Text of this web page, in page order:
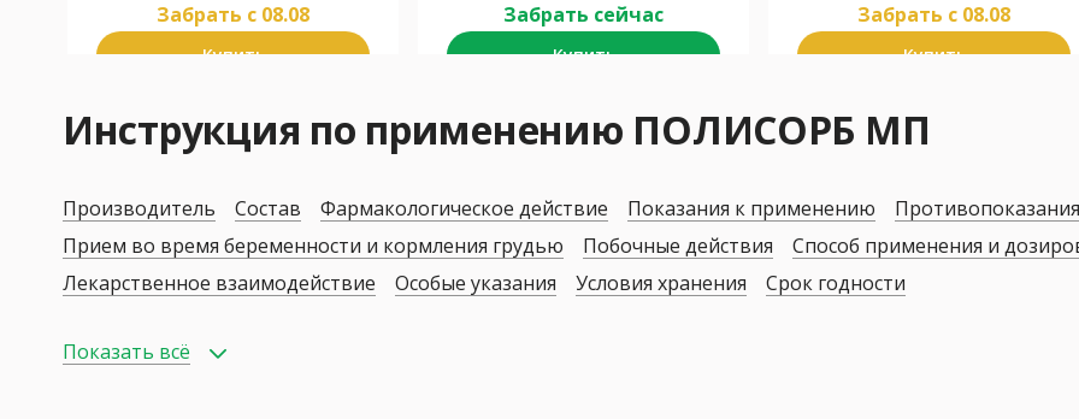
Забрать c 08.08
Купить
Забрать сейчас
Купить
Забрать c 08.08
Купить
Инструкция по применению ПОЛИСОРБ МП
Производитель Состав Фармакологическое действие Показания к применению
Противопоказания
Прием во время беременности и кормления грудью
Побочные действия Способ применения и
Лекарственное взаимодействие
Особые указания Условия хранения Срок годности
Показать всё